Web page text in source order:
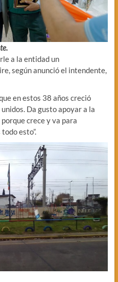
a la entidad un
según anunció el intendente,
en estos 38 años creció
Da gusto apoyar a la
crece y va para
esto”.